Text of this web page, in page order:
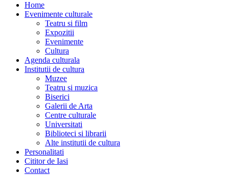
Home
Evenimente culturale
Teatru si film
Expozitii
Evenimente
Cultura
Agenda culturala
Institutii de cultura
Muzee
Teatru si muzica
Biserici
Galerii de Arta
Centre culturale
Universitati
Biblioteci si librarii
Alte institutii de cultura
Personalitati
Cititor de Iasi
Contact